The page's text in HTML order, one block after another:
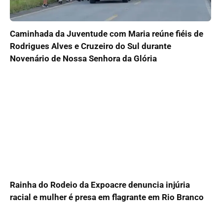
Caminhada da Juventude com Maria reúne fiéis de
Rodrigues Alves e Cruzeiro do Sul durante
Novenário de Nossa Senhora da Glória
Rainha do Rodeio da Expoacre denuncia injúria
racial e mulher é presa em flagrante em Rio Branco